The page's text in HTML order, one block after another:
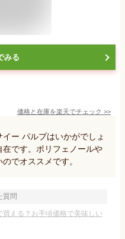
みる
価格と在庫を楽天でチェック >>
ー パルプはいかがでしょ
です。ポリフェノールや
でオススメです。
質問
買える？お手頃価格で美味しい